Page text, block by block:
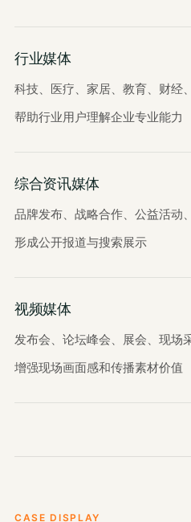
行业媒体
科技、医疗、家居、教育、财经
帮助行业用户理解企业专业能力
综合资讯媒体
品牌发布、战略合作、公益活动
形成公开报道与搜索展示
视频媒体
发布会、论坛峰会、展会、现场
增强现场画面感和传播素材价值
CASE DISPLAY